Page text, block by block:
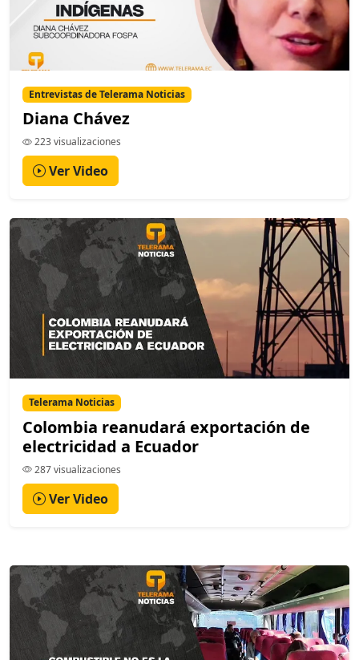
Entrevistas de Telerama Noticias
Diana Chávez
223 visualizaciones
Ver Video
Telerama Noticias
Colombia reanudará exportación de
electricidad a Ecuador
287 visualizaciones
Ver Video